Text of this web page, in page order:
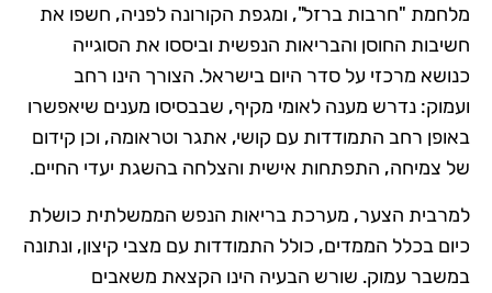
מלחמת "חרבות ברזל", ומגפת הקורונה לפניה, חשפו את
חשיבות החוסן והבריאות הנפשית וביססו את הסוגייה
כנושא מרכזי על סדר היום בישראל. הצורך הינו רחב
ועמוק: נדרש מענה לאומי מקיף, שבבסיסו מענים שיאפשרו
באופן רחב התמודדות עם קושי, אתגר וטראומה, וכן קידום
של צמיחה, התפתחות אישית והצלחה בהשגת יעדי החיים.
למרבית הצער, מערכת בריאות הנפש הממשלתית כושלת
כיום בכלל הממדים, כולל התמודדות עם מצבי קיצון, ונתונה
במשבר עמוק. שורש הבעיה הינו הקצאת משאבים